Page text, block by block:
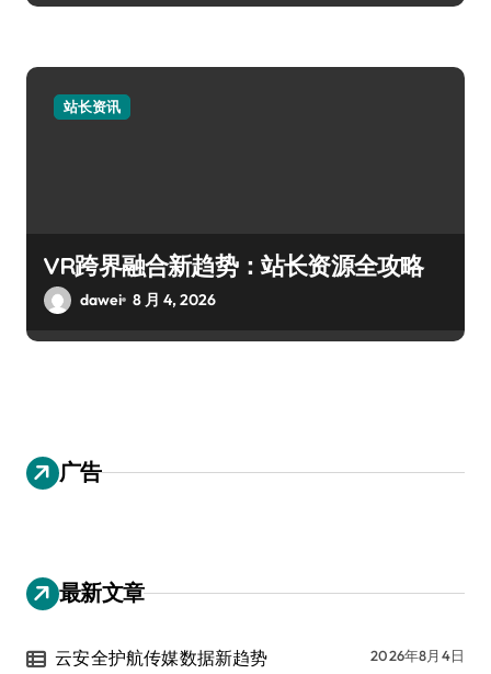
站长资讯
VR跨界融合新趋势：站长资源全攻略
dawei 8 月 4, 2026
广告
最新文章
云安全护航传媒数据新趋势 2026年8月4日